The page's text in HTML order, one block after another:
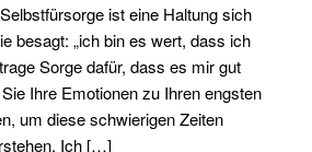
ist eine Haltung sich
besagt: „ich bin es wert, dass ich
Sorge dafür, dass es mir gut
Ihre Emotionen zu Ihren engsten
um diese schwierigen Zeiten
Ich […]